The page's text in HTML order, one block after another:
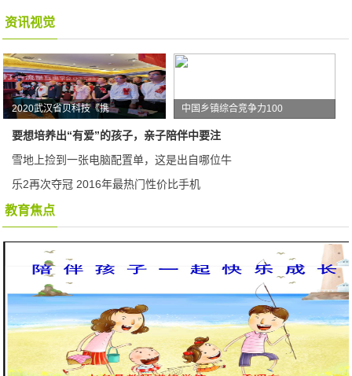
资讯视觉
2020武汉省贝科技《携 中国乡镇综合竞争力100
要想培养出“有爱”的孩子，亲子陪伴中要注
雪地上捡到一张电脑配置单，这是出自哪位牛
乐2再次夺冠 2016年最热门性价比手机
教育焦点